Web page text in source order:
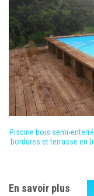
Piscine bois semi-
bordures et terrasse en
En savoir plus